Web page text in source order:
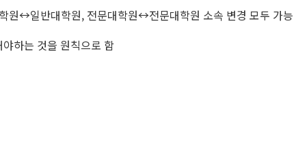
원↔일반대학원, 전문대학원↔전문대학원 소속 변경 모두 가능
하는 것을 원칙으로 함